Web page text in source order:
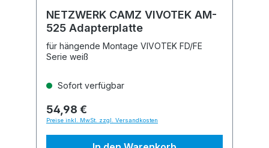
NETZWERK CAMZ VIVOTEK AM-
525 Adapterplatte
für hängende Montage VIVOTEK FD/FE
Serie weiß
Sofort verfügbar
54,98 €
Preise inkl. MwSt. zzgl. Versandkosten